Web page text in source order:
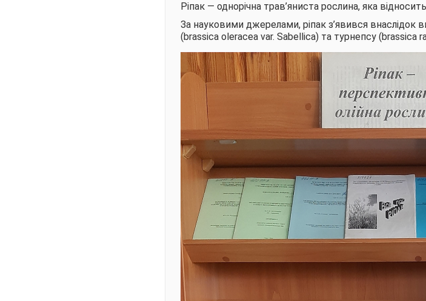
Ріпак — однорічна трав’яниста рослина, яка
За науковими джерелами, ріпак з’явився внаслідок
(brassica oleracea var. Sabellica) та турнепсу (brassica